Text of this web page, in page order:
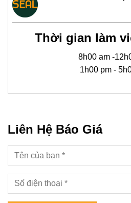
Thời gian làm
8h00 am -
1h00 pm -
Liên Hệ Báo Giá